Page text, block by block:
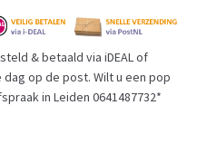
& betaald via iDEAL of
op de post. Wilt u een pop
in Leiden 0641487732*